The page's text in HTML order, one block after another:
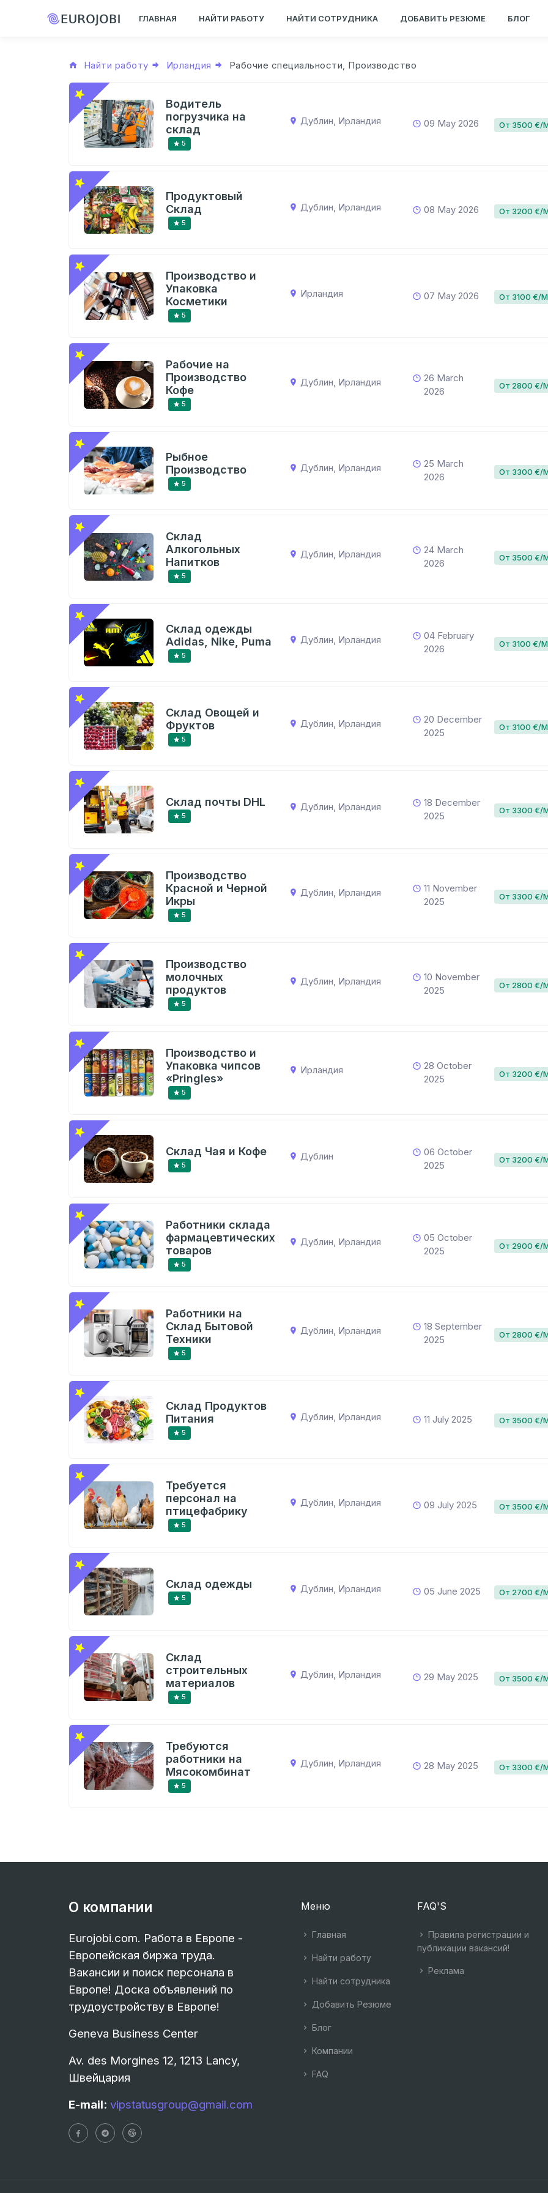
ГЛАВНАЯ НАЙТИ РАБОТУ НАЙТИ СОТРУДНИКА ДОБАВИТЬ РЕЗЮМЕ БЛОГ
Найти работу Ирландия Рабочие специальности, Производство
Водитель
погрузчика на
склад
5
Дублин, Ирландия 09 May 2026 От 3500 €/
Продуктовый
Склад
5
Дублин, Ирландия 08 May 2026 От 3200 €/
Производство и
Упаковка
Косметики
5
Ирландия 07 May 2026 От 3100 €/
Рабочие на
Производство
Кофе
5
Дублин, Ирландия
26 March
2026
От 2800 €/
Рыбное
Производство
5
Дублин, Ирландия
25 March
2026
От 3300 €/
Склад
Алкогольных
Напитков
5
Дублин, Ирландия
24 March
2026
От 3500 €/
Склад одежды
Adidas, Nike, Puma
5
Дублин, Ирландия
04 February
2026
От 3100 €/
Склад Овощей и
Фруктов
5
Дублин, Ирландия
20 December
2025
От 3100 €/
Склад почты DHL
5
Дублин, Ирландия
18 December
2025
От 3300 €/
Производство
Красной и Черной
Икры
5
Дублин, Ирландия
11 November
2025
От 3300 €/
Производство
молочных
продуктов
5
Дублин, Ирландия
10 November
2025
От 2800 €/
Производство и
Упаковка чипсов
«Pringles»
5
Ирландия
28 October
2025
От 3200 €/
Склад Чая и Кофе
5
Дублин
06 October
2025
От 3200 €/
Работники склада
фармацевтических
товаров
5
Дублин, Ирландия
05 October
2025
От 2900 €/
Работники на
Склад Бытовой
Техники
5
Дублин, Ирландия
18 September
2025
От 2800 €/
Склад Продуктов
Питания
5
Дублин, Ирландия 11 July 2025 От 3500 €/
Требуется
персонал на
птицефабрику
5
Дублин, Ирландия 09 July 2025 От 3500 €/
Склад одежды
5
Дублин, Ирландия 05 June 2025 От 2700 €/
Склад
строительных
материалов
5
Дублин, Ирландия 29 May 2025 От 3500 €/
Требуются
работники на
Мясокомбинат
5
Дублин, Ирландия 28 May 2025 От 3300 €/
О компании
Eurojobi.com. Работа в Европе -
Европейская биржа труда.
Вакансии и поиск персонала в
Европе! Доска объявлений по
трудоустройству в Европе!
Geneva Business Center
Av. des Morgines 12, 1213 Lancy,
Швейцария
E-mail: vipstatusgroup@gmail.com
Меню
Главная
Найти работу
Найти сотрудника
Добавить Резюме
Блог
Компании
FAQ
FAQ'S
Правила регистрации и
публикации вакансий!
Реклама